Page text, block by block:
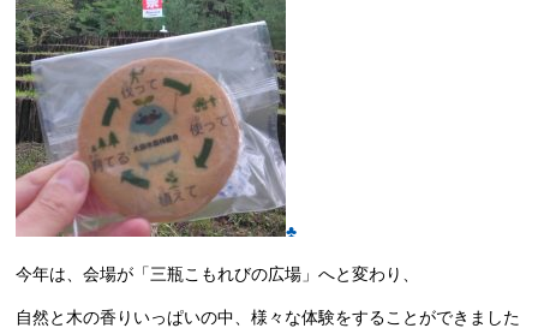
♣
今年は、会場が「三瓶こもれびの広場」へと変わり、
自然と木の香りいっぱいの中、様々な体験をすることができました